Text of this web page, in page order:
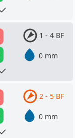
1 - 4 BF
0 mm
2 - 5 BF
0 mm